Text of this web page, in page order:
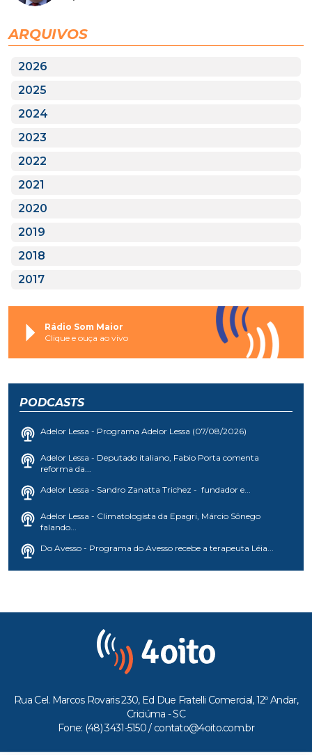
ARQUIVOS
2026
2025
2024
2023
2022
2021
2020
2019
2018
2017
Rádio Som Maior
Clique e ouça ao vivo
PODCASTS
Adelor Lessa - Programa Adelor Lessa (07/08/2026)
Adelor Lessa - Deputado italiano, Fabio Porta comenta
reforma da...
Adelor Lessa - Sandro Zanatta Trichez - fundador e...
Adelor Lessa - Climatologista da Epagri, Márcio Sônego
falando...
Do Avesso - Programa do Avesso recebe a terapeuta Léia...
Rua Cel. Marcos Rovaris 230, Ed Due Fratelli Comercial, 12º Andar,
Criciúma - SC
Fone: (48) 3431-5150 / contato@4oito.com.br